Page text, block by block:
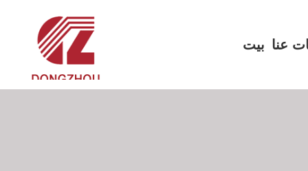
بيت عنا